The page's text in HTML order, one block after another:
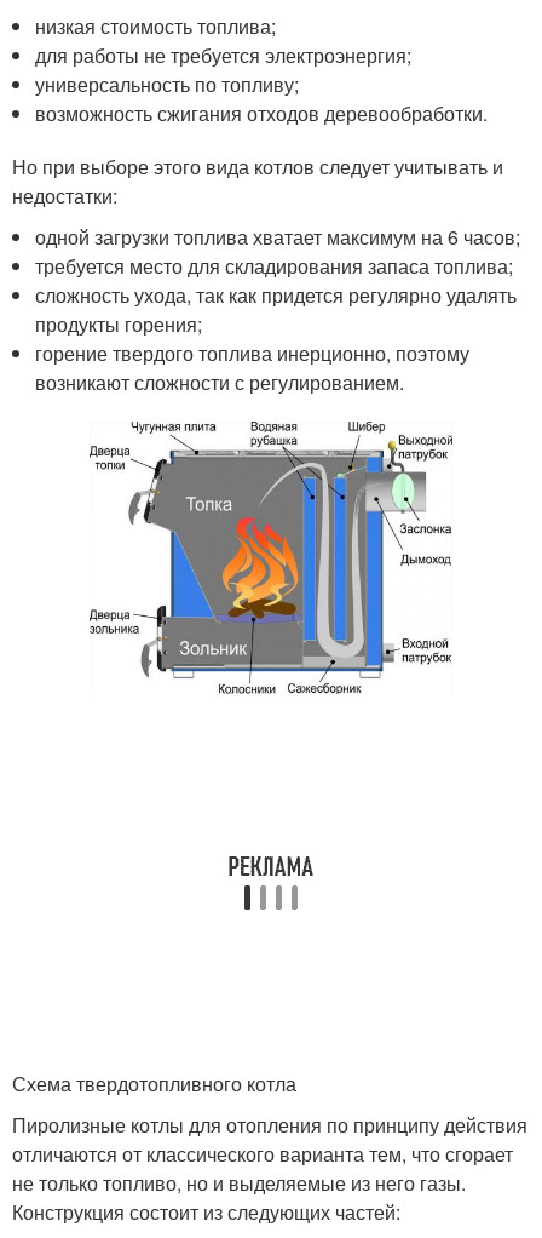
низкая стоимость топлива;
для работы не требуется электроэнергия;
универсальность по топливу;
возможность сжигания отходов деревообработки.
Но при выборе этого вида котлов следует учитывать и
недостатки:
одной загрузки топлива хватает максимум на 6 часов;
требуется место для складирования запаса топлива;
сложность ухода, так как придется регулярно удалять
продукты горения;
горение твердого топлива инерционно, поэтому
возникают сложности с регулированием.
Схема твердотопливного котла
Пиролизные котлы для отопления по принципу действия
отличаются от классического варианта тем, что сгорает
не только топливо, но и выделяемые из него газы.
Конструкция состоит из следующих частей: